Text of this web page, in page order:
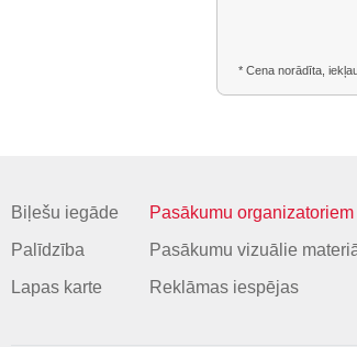
* Cena norādīta,
Biļešu iegāde
Palīdzība
Lapas karte
Pasākumu organizatoriem
Pasākumu vizuālie
Reklāmas iespējas